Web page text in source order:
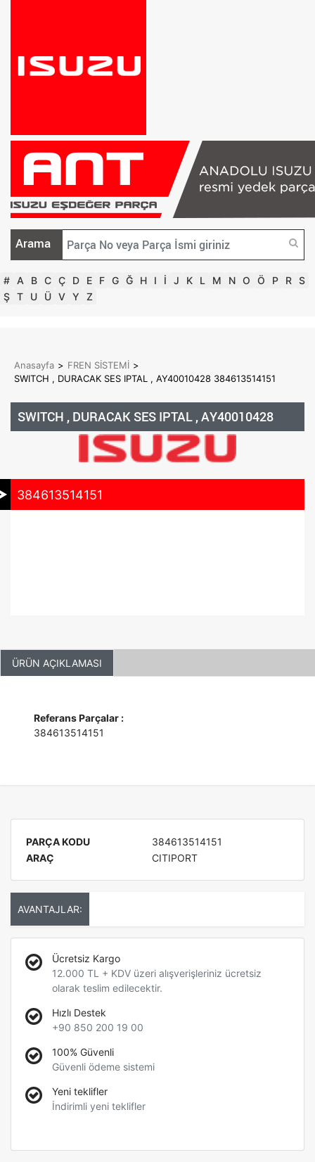
Arama
# A B C Ç D E F G Ğ H I İ J K L M N O Ö P R S
Ş T U Ü V Y Z
Anasayfa > FREN SİSTEMİ >
SWITCH , DURACAK SES IPTAL , AY40010428 384613514151
SWITCH , DURACAK SES IPTAL , AY40010428
384613514151
ÜRÜN AÇIKLAMASI
Referans Parçalar :
384613514151
PARÇA KODU
384613514151
ARAÇ
CITIPORT
AVANTAJLAR:
Ücretsiz Kargo
12.000 TL + KDV üzeri alışverişleriniz ücretsiz
olarak teslim edilecektir.
Hızlı Destek
+90 850 200 19 00
100% Güvenli
Güvenli ödeme sistemi
Yeni teklifler
İndirimli yeni teklifler